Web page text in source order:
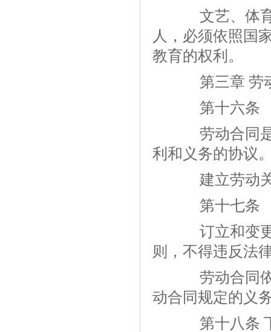
文艺、体育
人，必须依照国
教育的权利。
第三章 劳
第十六条
劳动合同是
利和义务的协议
建立劳动关
第十七条
订立和变更
则，不得违反法
劳动合同依
动合同规定的义
第十八条